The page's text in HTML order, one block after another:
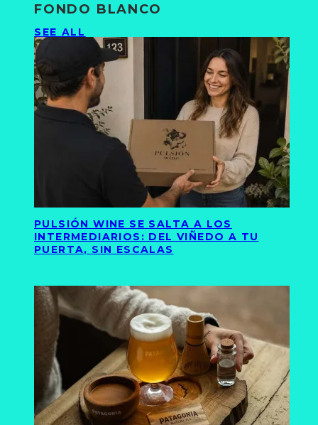
FONDO BLANCO
SEE ALL
PULSIÓN WINE SE SALTA A LOS
INTERMEDIARIOS: DEL VIÑEDO A TU
PUERTA, SIN ESCALAS